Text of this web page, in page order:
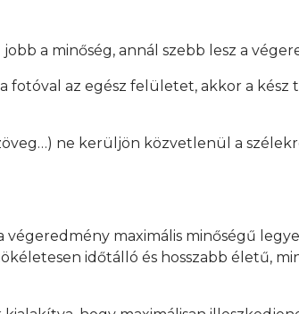
a minőség, annál szebb lesz a
az egész felületet, akkor a kész
ne kerüljön közvetlenül a
maximális minőségű
időtálló és hosszabb életű,